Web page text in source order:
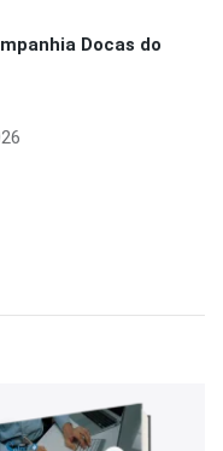
Docas do